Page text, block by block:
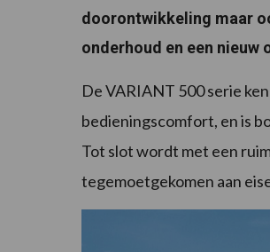
doorontwikkeling maar
onderhoud en een nieuw
De VARIANT 500 serie
bedieningscomfort, en is
Tot slot wordt met een
tegemoetgekomen aan